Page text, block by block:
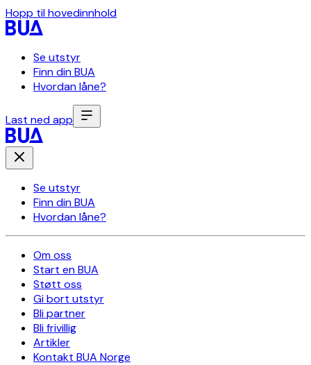
Hopp til hovedinnhold
Se utstyr
Finn din BUA
Hvordan låne?
Last ned app
Se utstyr
Finn din BUA
Hvordan låne?
Om oss
Start en BUA
Støtt oss
Gi bort utstyr
Bli partner
Bli frivillig
Artikler
Kontakt BUA Norge